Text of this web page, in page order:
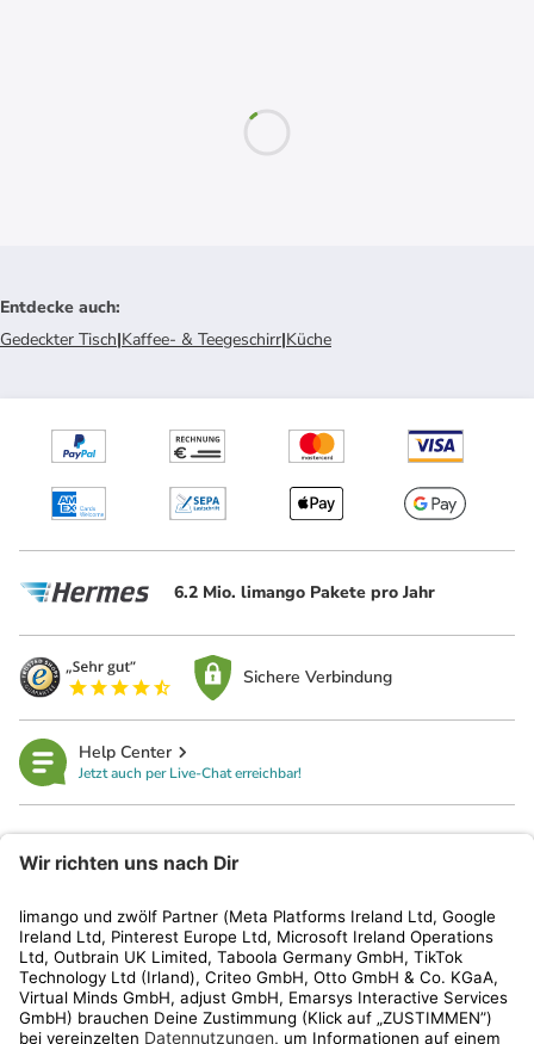
Entdecke auch:
Gedeckter Tisch|Kaffee- & Teegeschirr|Küche
6.2 Mio. limango Pakete pro Jahr
Sichere Verbindung
Help Center
Jetzt auch per Live-Chat erreichbar!
Kundenservice
Shop